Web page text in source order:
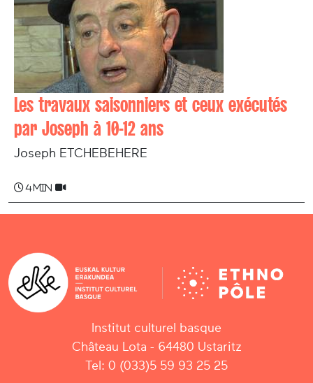
Les travaux saisonniers et ceux exécutés
par Joseph à 10-12 ans
Joseph ETCHEBEHERE
4 min
Institut culturel basque
Château Lota - 64480 Ustaritz
Tel: 0 (033)5 59 93 25 25